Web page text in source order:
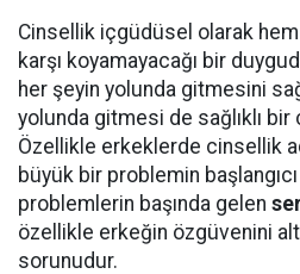
Cinsellik içgüdüsel olarak
karşı koyamayacağı bir
her şeyin yolunda gitmesini
yolunda gitmesi de sağlıklı bir
Özellikle erkeklerde cinsellik
büyük bir problemin
problemlerin başında gelen
özellikle erkeğin özgüvenini
sorunudur.